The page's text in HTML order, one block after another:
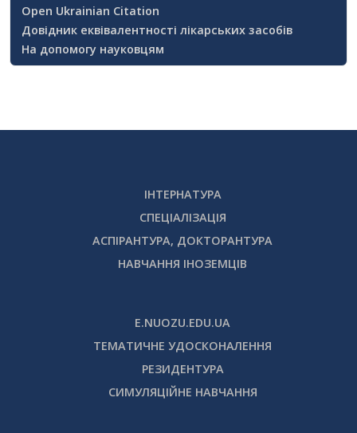
Open Ukrainian Citation
Довідник еквівалентності лікарських засобів
На допомогу науковцям
ІНТЕРНАТУРА
СПЕЦІАЛІЗАЦІЯ
АСПІРАНТУРА, ДОКТОРАНТУРА
НАВЧАННЯ ІНОЗЕМЦІВ
E.NUOZU.EDU.UA
ТЕМАТИЧНЕ УДОСКОНАЛЕННЯ
РЕЗИДЕНТУРА
СИМУЛЯЦІЙНЕ НАВЧАННЯ